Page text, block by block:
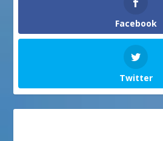
Facebook
Twitter